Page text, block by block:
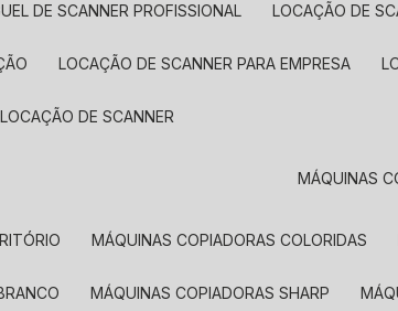
DE SCANNER PROFISSIONAL LOCAÇÃO DE
LOCAÇÃO DE SCANNER PARA EMPRESA
LOCAÇÃO DE SCANNER
MÁQUINAS
MÁQUINAS COPIADORAS COLORIDAS
MÁQUINAS COPIADORAS SHARP